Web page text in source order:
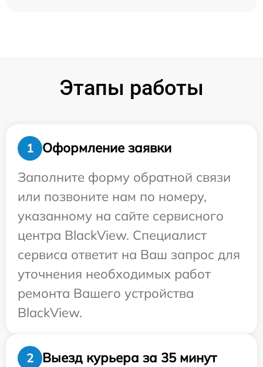
Этапы работы
1
Оформление заявки
Заполните форму обратной связи
или позвоните нам по номеру,
указанному на сайте сервисного
центра BlackView. Специалист
сервиса ответит на Ваш запрос для
уточнения необходимых работ
ремонта Вашего устройства
BlackView.
2
Выезд курьера за 35 минут